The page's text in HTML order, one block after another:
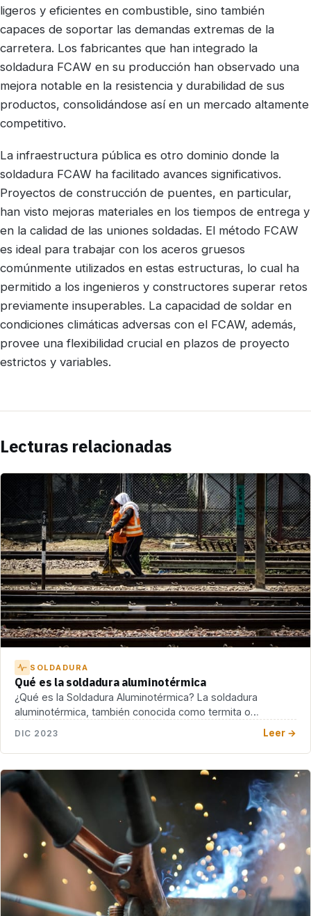
ligeros y eficientes en combustible, sino también
capaces de soportar las demandas extremas de la
carretera. Los fabricantes que han integrado la
soldadura FCAW en su producción han observado una
mejora notable en la resistencia y durabilidad de sus
productos, consolidándose así en un mercado altamente
competitivo.
La infraestructura pública es otro dominio donde la
soldadura FCAW ha facilitado avances significativos.
Proyectos de construcción de puentes, en particular,
han visto mejoras materiales en los tiempos de entrega y
en la calidad de las uniones soldadas. El método FCAW
es ideal para trabajar con los aceros gruesos
comúnmente utilizados en estas estructuras, lo cual ha
permitido a los ingenieros y constructores superar retos
previamente insuperables. La capacidad de soldar en
condiciones climáticas adversas con el FCAW, además,
provee una flexibilidad crucial en plazos de proyecto
estrictos y variables.
Lecturas relacionadas
SOLDADURA
Qué es la soldadura aluminotérmica
¿Qué es la Soldadura Aluminotérmica? La soldadura
aluminotérmica, también conocida como termita o
DIC 2023 Leer →